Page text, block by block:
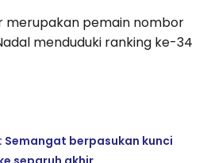
merupakan pemain nombor
menduduki ranking ke-34
Semangat berpasukan kunci